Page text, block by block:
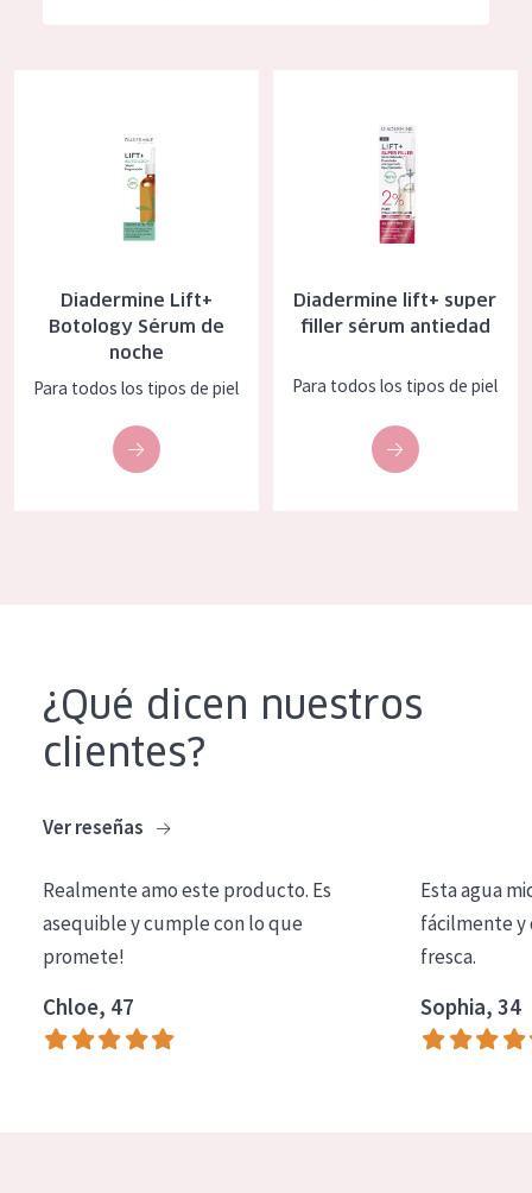
Piel menopáusica
Crema de día
Crema de noche
Crema de ojos
Expert
TIPO DE PIEL
Piel mixata o grasa
Piel madura
Piel menopáusica
Diadermine Lift+
Botology Sérum de
noche
Para todos los tipos de piel
Diadermine lift+ super
filler sérum antiedad
Para todos los tipos de piel
¿Qué dicen nuestros
clientes?
Ver reseñas
Realmente amo este producto. Es
asequible y cumple con lo que
promete!
Chloe, 47
Esta agua
fácilmente y
fresca.
Sophia, 34